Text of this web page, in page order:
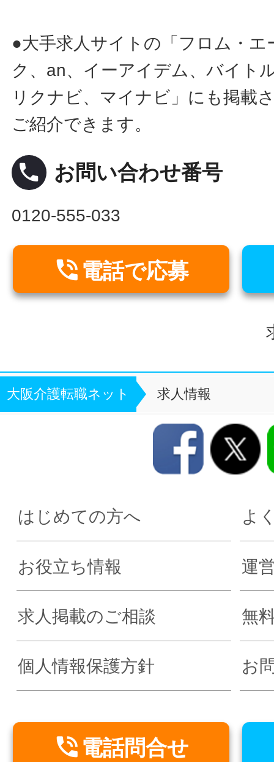
●大手求人サイトの「フロム・
ク、an、イーアイデム、バイト
リクナビ、マイナビ」にも掲載
ご紹介できます。
local_phone お問い合わせ番号
0120-555-033
 電話で応募
大阪介護転職ネット 求人情報
はじめての方へ よ
お役立ち情報 運
求人掲載のご相談 無
個人情報保護方針 お
 電話問合せ